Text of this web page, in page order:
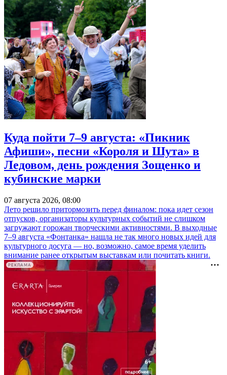
Куда пойти 7–9 августа: «Пикник
Афиши», песни «Короля и Шута» в
Ледовом, день рождения Зощенко и
кубинские марки
07 августа 2026, 08:00
Лето решило притормозить перед финалом: пока идет сезон
отпусков, организаторы культурных событий не слишком
загружают горожан творческими активностями. В выходные
7–9 августа «Фонтанка» нашла не так много новых идей для
культурного досуга — но, возможно, самое время уделить
внимание ранее открытым выставкам или почитать книги.
РЕКЛАМА